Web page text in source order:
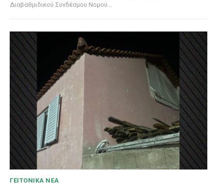
Διαβαθμιδικού Συνδέσμου Νομού...
ΓΕΙΤΟΝΙΚΑ ΝΕΑ